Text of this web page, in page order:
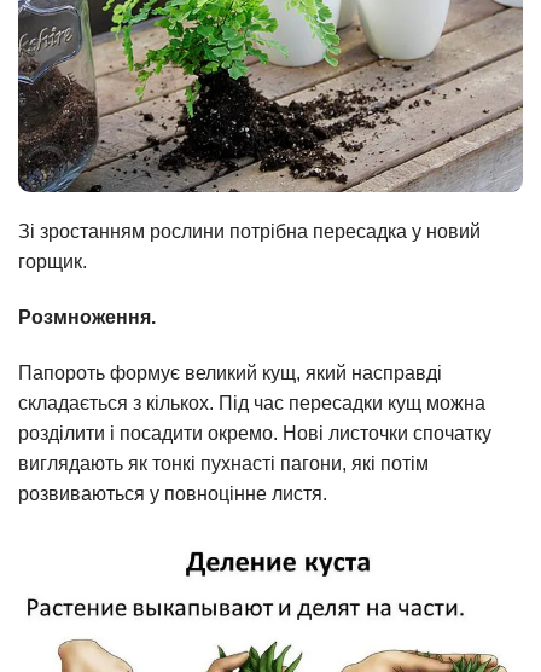
Зі зростанням рослини потрібна пересадка у новий
горщик.
Розмноження.
Папороть формує великий кущ, який насправді
складається з кількох. Під час пересадки кущ можна
розділити і посадити окремо. Нові листочки спочатку
виглядають як тонкі пухнасті пагони, які потім
розвиваються у повноцінне листя.